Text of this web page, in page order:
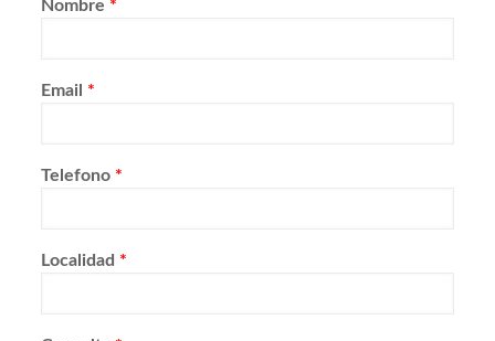
Nombre *
Email *
Telefono *
Localidad *